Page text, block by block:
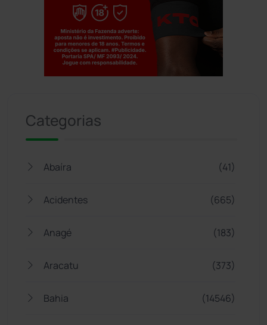
Categorias
Abaíra (41)
Acidentes (665)
Anagé (183)
Aracatu (373)
Bahia (14546)